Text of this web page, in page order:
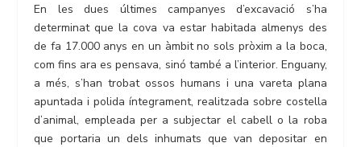
En les dues últimes campanyes d’excavació s’ha
determinat que la cova va estar habitada almenys des
de fa 17.000 anys en un àmbit no sols pròxim a la boca,
com fins ara es pensava, sinó també a l’interior. Enguany,
a més, s’han trobat ossos humans i una vareta plana
apuntada i polida íntegrament, realitzada sobre costella
d’animal, empleada per a subjectar el cabell o la roba
que portaria un dels inhumats que van depositar en